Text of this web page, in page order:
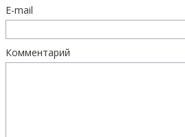
E-mail
Комментарий